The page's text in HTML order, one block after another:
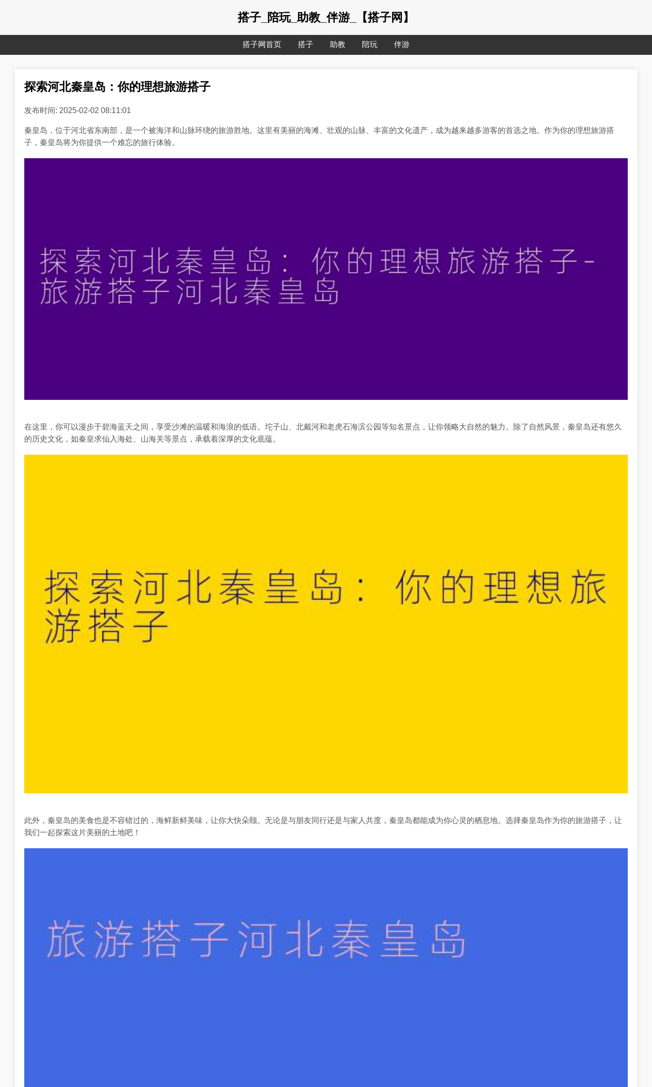
搭子_陪玩_助教_伴游_【搭子网】
搭子网首页 搭子 助教 陪玩 伴游
探索河北秦皇岛：你的理想旅游搭子
发布时间: 2025-02-02 08:11:01
秦皇岛，位于河北省东南部，是一个被海洋和山脉环绕的旅游胜地。这里有美丽的海滩、壮观的山脉、丰富的文化遗产，成为越来越多游客的首选之地。作为你的理想旅游搭
子，秦皇岛将为你提供一个难忘的旅行体验。
在这里，你可以漫步于碧海蓝天之间，享受沙滩的温暖和海浪的低语。坨子山、北戴河和老虎石海滨公园等知名景点，让你领略大自然的魅力。除了自然风景，秦皇岛还有悠久
的历史文化，如秦皇求仙入海处、山海关等景点，承载着深厚的文化底蕴。
此外，秦皇岛的美食也是不容错过的，海鲜新鲜美味，让你大快朵颐。无论是与朋友同行还是与家人共度，秦皇岛都能成为你心灵的栖息地。选择秦皇岛作为你的旅游搭子，让
我们一起探索这片美丽的土地吧！